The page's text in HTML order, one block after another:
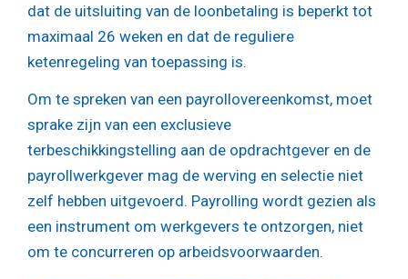
dat de uitsluiting van de loonbetaling is beperkt tot
maximaal 26 weken en dat de reguliere
ketenregeling van toepassing is.
Om te spreken van een payrollovereenkomst, moet
sprake zijn van een exclusieve
terbeschikkingstelling aan de opdrachtgever en de
payrollwerkgever mag de werving en selectie niet
zelf hebben uitgevoerd. Payrolling wordt gezien als
een instrument om werkgevers te ontzorgen, niet
om te concurreren op arbeidsvoorwaarden.